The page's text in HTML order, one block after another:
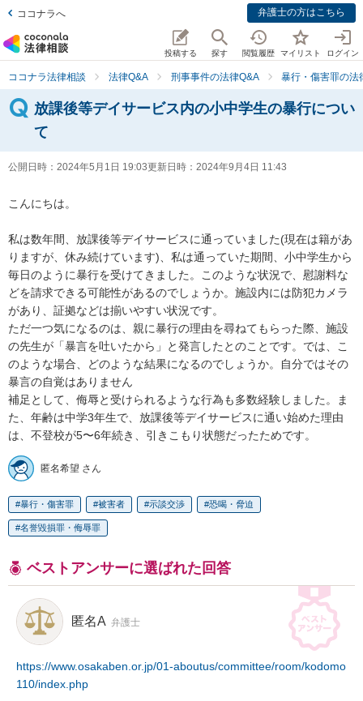
ココナラへ 弁護士の方はこちら
投稿する 探す 閲覧履歴 マイリスト ログイン
ココナラ法律相談 法律Q&A 刑事事件の法律Q&A 暴行・傷害罪の法
放課後等デイサービス内の小中学生の暴行につい
て
公開日時： 2024年5月1日 19:03更新日時： 2024年9月4日 11:43
こんにちは。
私は数年間、放課後等デイサービスに通っていました(現在は籍があ
りますが、休み続けています)、私は通っていた期間、小中学生から
毎日のように暴行を受けてきました。このような状況で、慰謝料な
どを請求できる可能性があるのでしょうか。施設内には防犯カメラ
があり、証拠などは揃いやすい状況です。
ただ一つ気になるのは、親に暴行の理由を尋ねてもらった際、施設
の先生が「暴言を吐いたから」と発言したとのことです。では、こ
のような場合、どのような結果になるのでしょうか。自分ではその
暴言の自覚はありません
補足として、侮辱と受けられるような行為も多数経験しました。ま
た、年齢は中学3年生で、放課後等デイサービスに通い始めた理由
は、不登校が5〜6年続き、引きこもり状態だったためです。
匿名希望 さん
暴行・傷害罪 被害者 示談交渉 恐喝・脅迫
名誉毀損罪・侮辱罪
ベストアンサーに選ばれた回答
匿名A 弁護士
https://www.osakaben.or.jp/01-aboutus/committee/room/kodomo
110/index.php